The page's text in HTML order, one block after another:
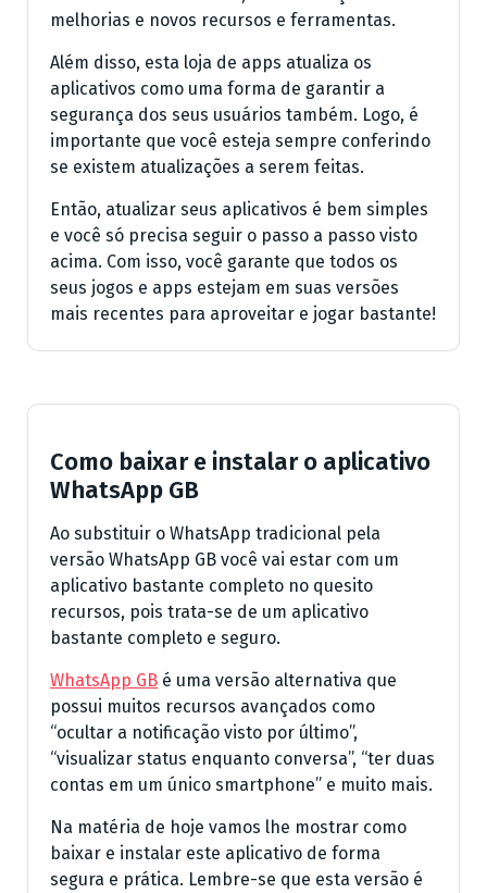
melhorias e novos recursos e ferramentas.
Além disso, esta loja de apps atualiza os
aplicativos como uma forma de garantir a
segurança dos seus usuários também. Logo, é
importante que você esteja sempre conferindo
se existem atualizações a serem feitas.
Então, atualizar seus aplicativos é bem simples
e você só precisa seguir o passo a passo visto
acima. Com isso, você garante que todos os
seus jogos e apps estejam em suas versões
mais recentes para aproveitar e jogar bastante!
Como baixar e instalar o aplicativo
WhatsApp GB
Ao substituir o WhatsApp tradicional pela
versão WhatsApp GB você vai estar com um
aplicativo bastante completo no quesito
recursos, pois trata-se de um aplicativo
bastante completo e seguro.
WhatsApp GB é uma versão alternativa que
possui muitos recursos avançados como
“ocultar a notificação visto por último”,
“visualizar status enquanto conversa”, “ter duas
contas em um único smartphone” e muito mais.
Na matéria de hoje vamos lhe mostrar como
baixar e instalar este aplicativo de forma
segura e prática. Lembre-se que esta versão é